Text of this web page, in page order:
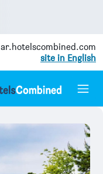
ar.hotelscombined.com
site in English